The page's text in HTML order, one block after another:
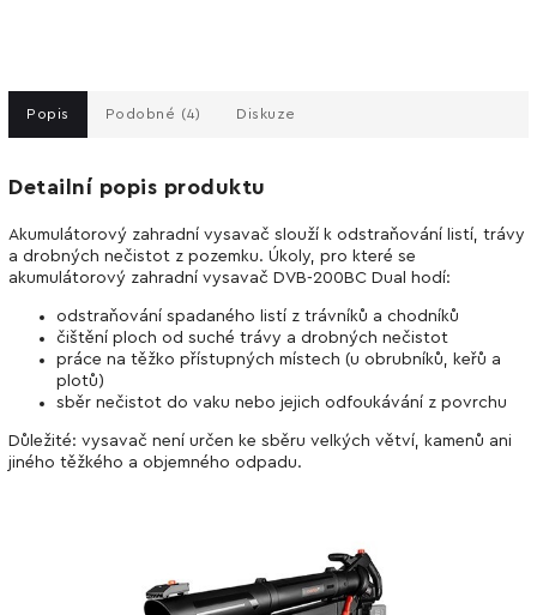
Popis Podobné (4) Diskuze
Detailní popis produktu
Akumulátorový zahradní vysavač slouží k odstraňování listí, trávy
a drobných nečistot z pozemku. Úkoly, pro které se
akumulátorový zahradní vysavač DVB-200BC Dual hodí:
odstraňování spadaného listí z trávníků a chodníků
čištění ploch od suché trávy a drobných nečistot
práce na těžko přístupných místech (u obrubníků, keřů a
plotů)
sběr nečistot do vaku nebo jejich odfoukávání z povrchu
Důležité: vysavač není určen ke sběru velkých větví, kamenů ani
jiného těžkého a objemného odpadu.